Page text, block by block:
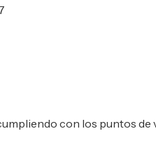
con los puntos